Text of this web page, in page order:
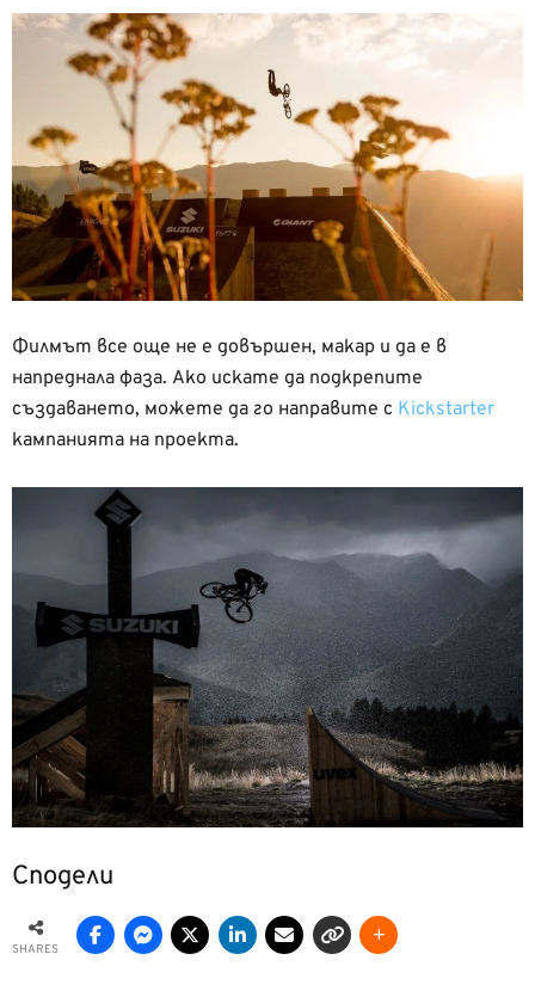
Филмът все още не е довършен, макар и да е в
напреднала фаза. Ако искате да подкрепите
създаването, можете да го направите с Kickstarter
кампанията на проекта.
Сподели
SHARES